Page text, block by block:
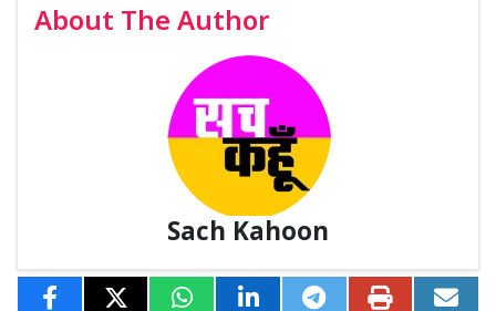
About The Author
Sach Kahoon